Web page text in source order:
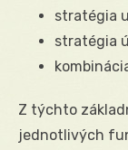
stratégia
stratégia
Z týchto
jednotlivých